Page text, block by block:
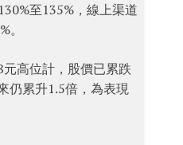
至135%，線上渠道
高位計，股價已累跌
仍累升1.5倍，為表現